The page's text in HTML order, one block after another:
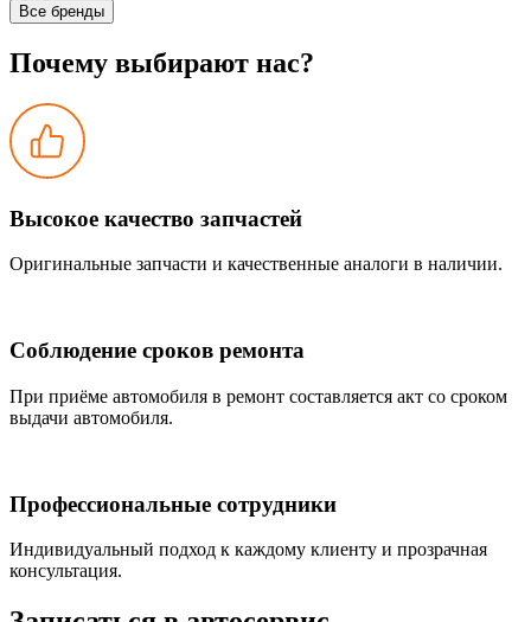
Все бренды
Почему выбирают нас?
Высокое качество запчастей
Оригинальные запчасти и качественные аналоги в наличии.
Соблюдение сроков ремонта
При приёме автомобиля в ремонт составляется акт со сроком
выдачи автомобиля.
Профессиональные сотрудники
Индивидуальный подход к каждому клиенту и прозрачная
консультация.